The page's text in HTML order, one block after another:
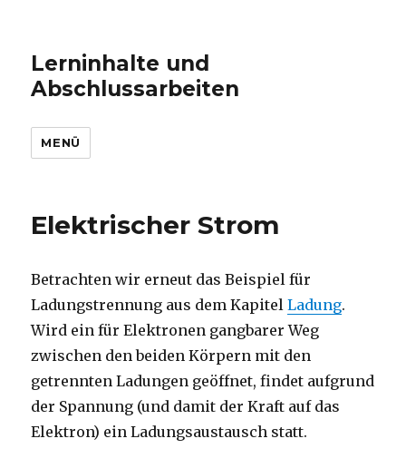
Lerninhalte und
Abschlussarbeiten
MENÜ
Elektrischer Strom
Betrachten wir erneut das Beispiel für
Ladungstrennung aus dem KapitelLadung.
Wird ein für Elektronen gangbarer Weg
zwischen den beiden Körpern mit den
getrennten Ladungen geöffnet, findet aufgrund
der Spannung (und damit der Kraft auf das
Elektron) ein Ladungsaustausch statt.